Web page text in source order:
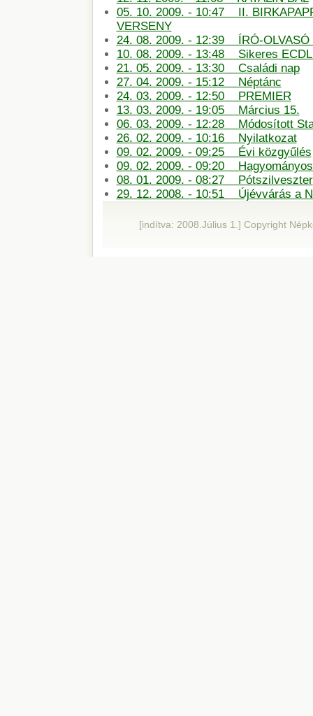
05. 10. 2009. - 10:47 II.
VERSENY
24. 08. 2009. - 12:39 ÍRÓ-OLVASÓ
10. 08. 2009. - 13:48 Sikeres ECDL
21. 05. 2009. - 13:30 Családi nap
27. 04. 2009. - 15:12 Néptánc
24. 03. 2009. - 12:50 PREMIER
13. 03. 2009. - 19:05 Március 15.
06. 03. 2009. - 12:28 Módosított
26. 02. 2009. - 10:16 Nyilatkozat
09. 02. 2009. - 09:25 Évi közgyűlés
09. 02. 2009. - 09:20
08. 01. 2009. - 08:27 Pótszilveszter
29. 12. 2008. - 10:51 Újévvárás a
[indítva: 2008.Július 1.] Copyright